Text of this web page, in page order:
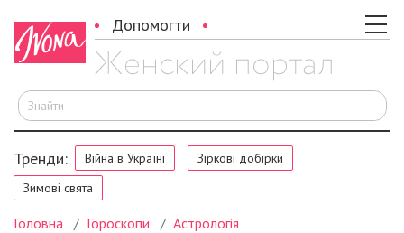
Допомогти
Тренди: Війна в Україні
Зіркові добірки
Зимові свята
Головна Гороскопи Астрологія